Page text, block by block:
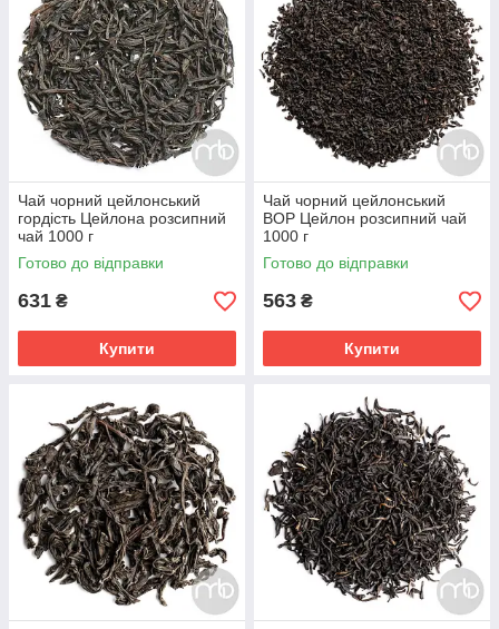
Чай чорний цейлонський
гордість Цейлона розсипний
чай 1000 г
Готово до відправки
631 ₴
Купити
Чай чорний цейлонський
ВОР Цейлон розсипний чай
1000 г
Готово до відправки
563 ₴
Купити